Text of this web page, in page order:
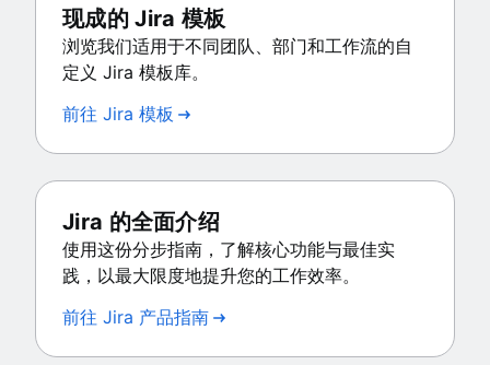
现成的 Jira 模板
浏览我们适用于不同团队、部门和工作流的自
定义 Jira 模板库。
前往 Jira 模板
Jira 的全面介绍
使用这份分步指南，了解核心功能与最佳实
践，以最大限度地提升您的工作效率。
前往 Jira 产品指南